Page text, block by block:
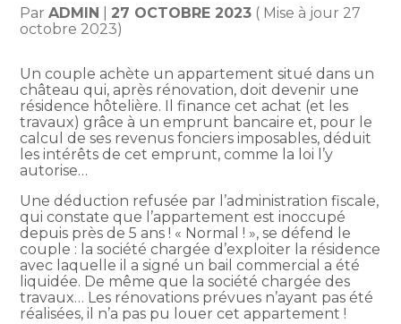
ParADMIN 27 OCTOBRE 2023 ( Mise à jour 27
octobre 2023)
Un couple achète un appartement situé dans un
château qui, après rénovation, doit devenir une
résidence hôtelière. Il finance cet achat (et les
travaux) grâce à un emprunt bancaire et, pour le
calcul de ses revenus fonciers imposables, déduit
les intérêts de cet emprunt, comme la loi l’y
autorise…
Une déduction refusée par l’administration fiscale,
qui constate que l’appartement est inoccupé
depuis près de 5 ans ! « Normal ! », se défend le
couple : la société chargée d’exploiter la résidence
avec laquelle il a signé un bail commercial a été
liquidée. De même que la société chargée des
travaux… Les rénovations prévues n’ayant pas été
réalisées, il n’a pas pu louer cet appartement !